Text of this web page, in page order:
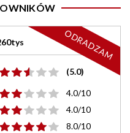
(5.0)
4.0/10
4.0/10
8.0/10
ODRADZAM